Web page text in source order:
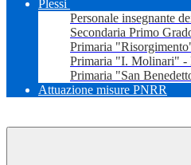
Plessi
Personale insegnante
Secondaria Primo
Primaria
Primaria "I. Molinari" -
Primaria "San
Attuazione misure PNRR